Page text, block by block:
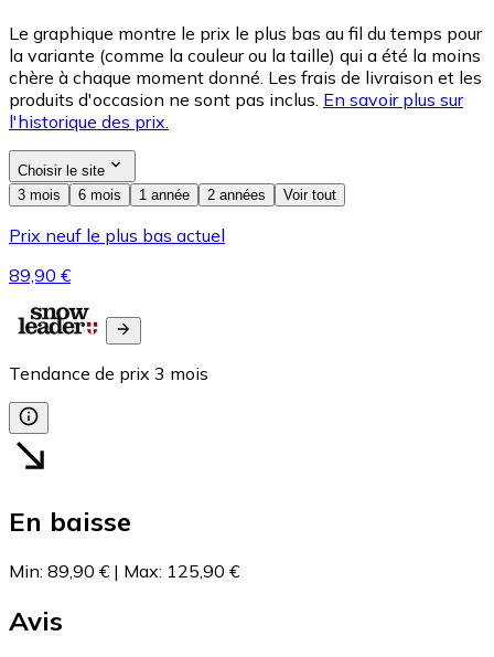
Le graphique montre le prix le plus bas au fil du temps pour
la variante (comme la couleur ou la taille) qui a été la moins
chère à chaque moment donné. Les frais de livraison et les
produits d'occasion ne sont pas inclus. En savoir plus sur
l'historique des prix.
Choisir le site
3 mois
6 mois 1 année 2 années Voir tout
Prix neuf le plus bas actuel
89,90 €
Tendance de prix 3 mois
En baisse
Min: 89,90 € | Max: 125,90 €
Avis